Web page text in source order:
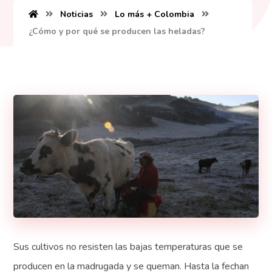
Noticias
Lo más + Colombia
¿Cómo y por qué se producen las heladas?
Sus cultivos no resisten las bajas temperaturas que se
producen en la madrugada y se queman. Hasta la fechan